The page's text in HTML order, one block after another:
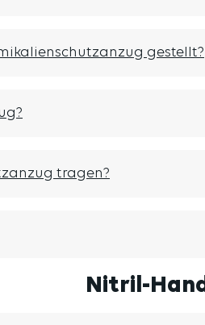
gestellt?
tragen?
Nitril-